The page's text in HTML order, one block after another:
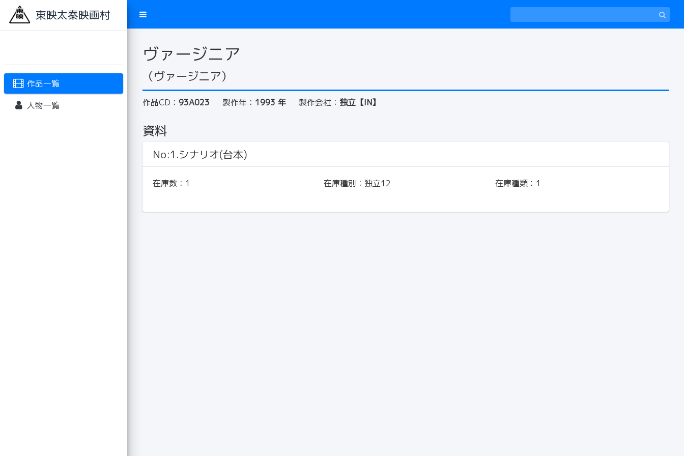
東映太秦映画村
作品一覧
人物一覧
ヴァージニア
（ヴァージニア）
作品CD： 93A023 製作年： 1993 年 製作会社： 独立【IN】
資料
No:1.シナリオ(台本)
在庫数： 1 在庫種別： 独立12 在庫種類： 1